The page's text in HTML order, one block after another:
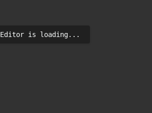
Editor is loading...